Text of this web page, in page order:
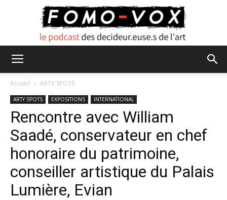
VOX
Accueil ARTY SPOTS
ARTY SPOTS EXPOSITIONS INTERNATIONAL
Rencontre avec William
Saadé, conservateur en chef
honoraire du patrimoine,
conseiller artistique du Palais
Lumière, Evian